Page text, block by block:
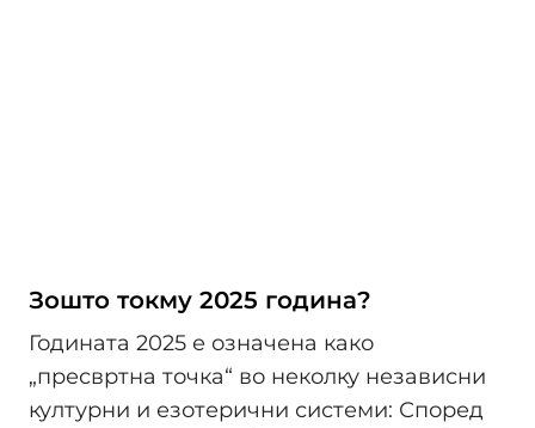
Зошто токму 2025 година?
Годината 2025 е означена како
„пресвртна точка“ во неколку независни
културни и езотерични системи: Според